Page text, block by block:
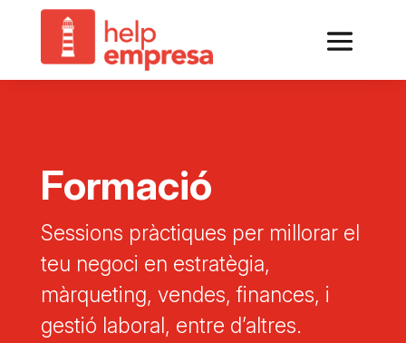
Formació
Sessions pràctiques per millorar el
teu negoci en estratègia,
màrqueting, vendes, finances, i
gestió laboral, entre d’altres.